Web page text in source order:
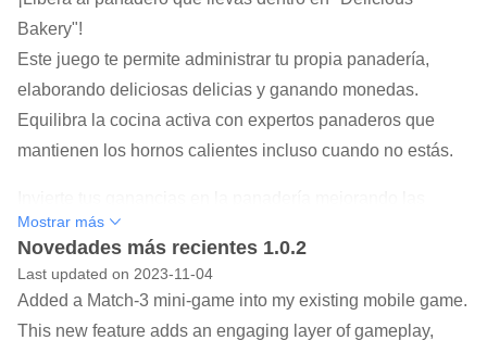
Bakery"!
Este juego te permite administrar tu propia panadería,
elaborando deliciosas delicias y ganando monedas.
Equilibra la cocina activa con expertos panaderos que
mantienen los hornos calientes incluso cuando no estás.
golosinas y contratando panaderos más rápidos,
aumentando tus ganancias.
Celebra tu crecimiento con logros gratificantes, ganando
estrellas prémium.
Mostrar más
Novedades más recientes 1.0.2
Last updated on 2023-11-04
Added a Match-3 mini-game into my existing mobile game.
This new feature adds an engaging layer of gameplay,